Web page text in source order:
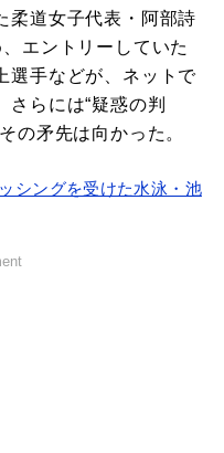
柔道女子代表・阿部詩
エントリーしていた
選手などが、ネットで
らには“疑惑の判
の矛先は向かった。
シングを受けた水泳・池